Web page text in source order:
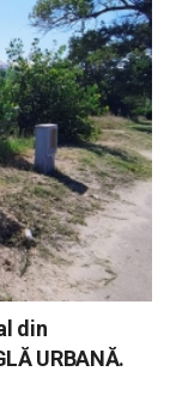
din
URBANĂ.